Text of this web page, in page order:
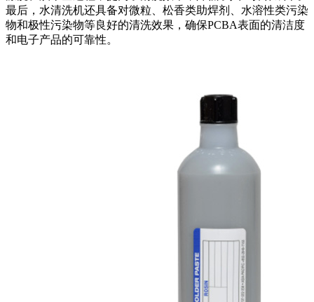
最后，水清洗机还具备对微粒、松香类助焊剂、水溶性类污染
物和极性污染物等良好的清洗效果，确保PCBA表面的清洁度
和电子产品的可靠性。